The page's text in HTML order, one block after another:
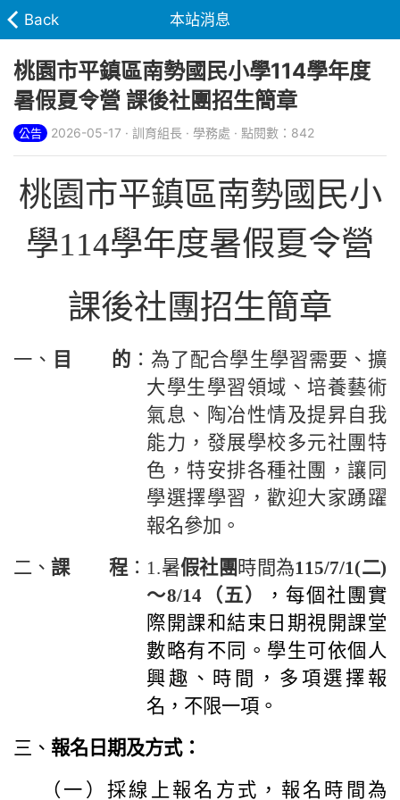
Back 本站消息
桃園市平鎮區南勢國民小學114學年度
暑假夏令營 課後社團招生簡章
公告 2026-05-17 · 訓育組長 · 學務處 · 點閱數：842
桃園市平鎮區南勢國民小
學114學年度暑假夏令營
課後社團招生簡章
一、 目 的 ：為了配合學生學習需要、擴
大學生學習領域、培養藝術
氣息、陶冶性情及提昇自我
能力，發展學校多元社團特
色，特安排各種社團，讓同
學選擇學習，歡迎大家踴躍
報名參加。
二、課 程：1.暑假社團 時間為115/7/1(二)
～8/14（五）
，每個社團實
際開課和結束日期視開課堂
數略有不同。學生可依個人
興趣、時間，多項選擇報
名，不限一項。
三、 報名日期及方式：
（一）採線上報名方式，報名時間為